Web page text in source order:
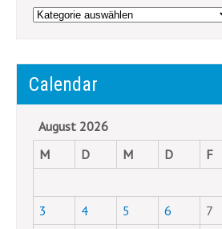
Categories
Calendar
August 2026
M
D M D F
3
4 5 6 7